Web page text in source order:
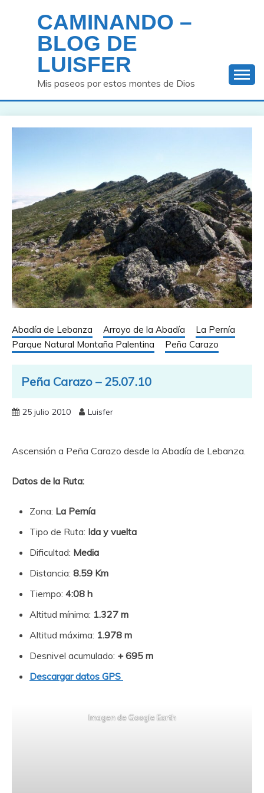
contenido
CAMINANDO –
BLOG DE
LUISFER
Mis paseos por estos montes de Dios
Abadía de Lebanza Arroyo de la Abadía
La Pernía
Parque Natural Montaña Palentina
Peña Carazo
Peña Carazo – 25.07.10
25 julio 2010 Luisfer
Ascensión a Peña Carazo desde la Abadía de Lebanza.
Datos de la Ruta:
Zona: La Pernía
Tipo de Ruta: Ida y vuelta
Dificultad: Media
Distancia: 8.59 Km
Tiempo: 4:08 h
Altitud mínima: 1.327 m
Altitud máxima: 1.978 m
Desnivel acumulado: + 695 m
Descargar datos GPS
Imagen de Google Earth